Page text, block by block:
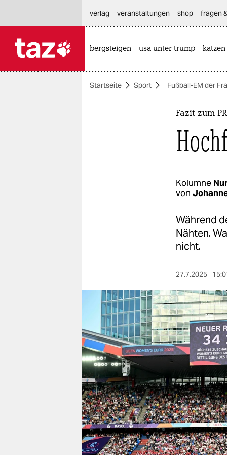
themen
verlag
verlag
veranstaltungen
shop
fragen & hilfe
unterstützen
abo
genossenschaft
verlag
veranstaltungen shop fragen
bergsteigen usa unter trump katzen
Startseite Sport Fußball-EM der
Fazit zum
Kolumne
von
Während
Nähten.
nicht.
27.7.2025